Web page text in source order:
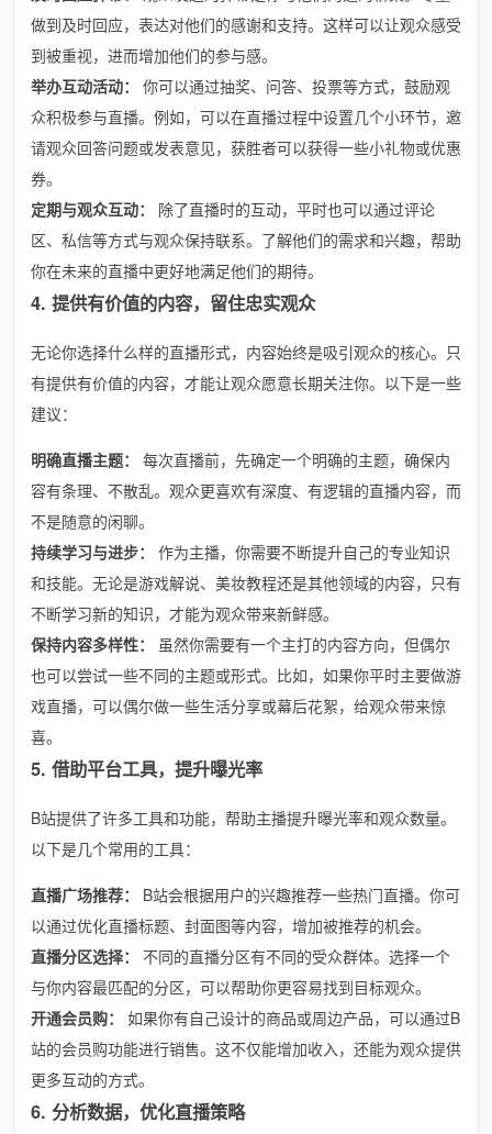
做到及时回应，表达对他们的感谢和支持。这样可以让观众感受
到被重视，进而增加他们的参与感。
举办互动活动：
你可以通过抽奖、问答、投票等方式，鼓励观
众积极参与直播。例如，可以在直播过程中设置几个小环节，邀
请观众回答问题或发表意见，获胜者可以获得一些小礼物或优惠
券。
定期与观众互动：
除了直播时的互动，平时也可以通过评论
区、私信等方式与观众保持联系。了解他们的需求和兴趣，帮助
你在未来的直播中更好地满足他们的期待。
4. 提供有价值的内容，留住忠实观众
无论你选择什么样的直播形式，内容始终是吸引观众的核心。只
有提供有价值的内容，才能让观众愿意长期关注你。以下是一些
建议：
明确直播主题：
每次直播前，先确定一个明确的主题，确保内
容有条理、不散乱。观众更喜欢有深度、有逻辑的直播内容，而
不是随意的闲聊。
持续学习与进步：
作为主播，你需要不断提升自己的专业知识
和技能。无论是游戏解说、美妆教程还是其他领域的内容，只有
不断学习新的知识，才能为观众带来新鲜感。
保持内容多样性：
虽然你需要有一个主打的内容方向，但偶尔
也可以尝试一些不同的主题或形式。比如，如果你平时主要做游
戏直播，可以偶尔做一些生活分享或幕后花絮，给观众带来惊
喜。
5. 借助平台工具，提升曝光率
B站提供了许多工具和功能，帮助主播提升曝光率和观众数量。
以下是几个常用的工具：
直播广场推荐：
B站会根据用户的兴趣推荐一些热门直播。你可
以通过优化直播标题、封面图等内容，增加被推荐的机会。
直播分区选择：
不同的直播分区有不同的受众群体。选择一个
与你内容最匹配的分区，可以帮助你更容易找到目标观众。
开通会员购：
如果你有自己设计的商品或周边产品，可以通过B
站的会员购功能进行销售。这不仅能增加收入，还能为观众提供
更多互动的方式。
6. 分析数据，优化直播策略